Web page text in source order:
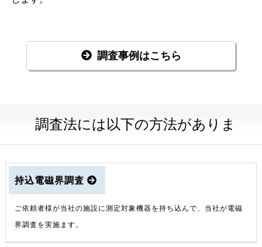
調査事例はこちら
調査法には以下の方法がありま
持込電磁界調査
ご依頼者様が当社の施設に測定対象機器を持ち込んで、当社が電磁
界調査を実施ます。